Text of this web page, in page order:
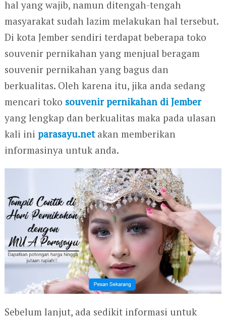
hal yang wajib, namun ditengah-tengah
masyarakat sudah lazim melakukan hal tersebut.
Di kota Jember sendiri terdapat beberapa toko
souvenir pernikahan yang menjual beragam
souvenir pernikahan yang bagus dan
berkualitas. Oleh karena itu, jika anda sedang
mencari toko souvenir pernikahan di Jember
yang lengkap dan berkualitas maka pada ulasan
kali ini parasayu.netakan memberikan
informasinya untuk anda.
Sebelum lanjut, ada sedikit informasi untuk